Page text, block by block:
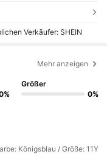
Verkäufer: SHEIN
Mehr anzeigen
Größer
0%
Königsblau / Größe: 11Y